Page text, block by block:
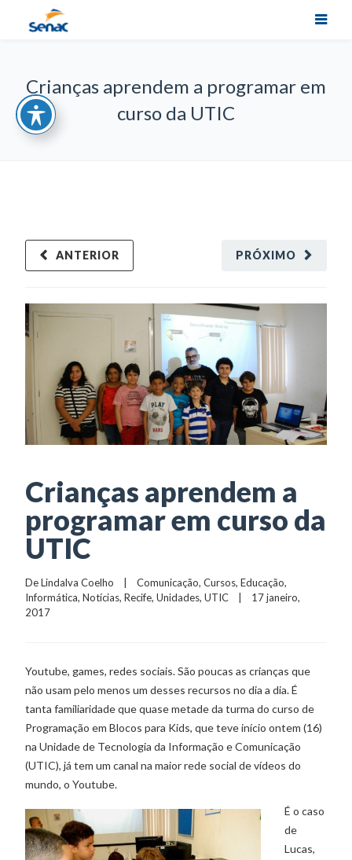
Crianças aprendem a programar em
curso da UTIC
PRÓXIMO
ANTERIOR
Crianças aprendem a
programar em curso da
UTIC
De Lindalva Coelho
    |
Comunicação, Cursos, Educação
Informática, Notícias, Recife, Unidades, UTIC
    |    17 janeiro,
2017
Youtube, games, redes sociais. São poucas as crianças que
não usam pelo menos um desses recursos no dia a dia. É
tanta familiaridade que quase metade da turma do curso de
Programação em Blocos para Kids, que teve início ontem (16)
na Unidade de Tecnologia da Informação e Comunicação
(UTIC), já tem um canal na maior rede social de vídeos do
mundo, o Youtube.
É o caso
de
Lucas,